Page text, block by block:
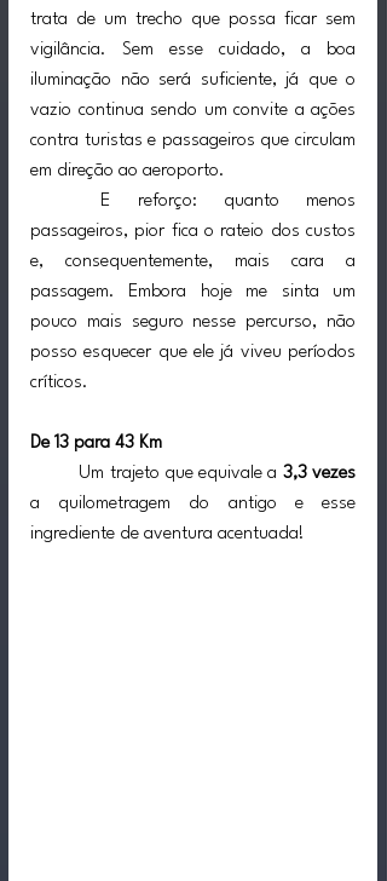
trata de um trecho que possa ficar sem
vigilância. Sem esse cuidado, a boa
iluminação não será suficiente, já que o
vazio continua sendo um convite a ações
contra turistas e passageiros que circulam
em direção ao aeroporto.
passageiros, pior fica o rateio dos custos
e, consequentemente, mais cara a
passagem. Embora hoje me sinta um
pouco mais seguro nesse percurso, não
posso esquecer que ele já viveu períodos
críticos.
De 13 para 43 Km
	Um trajeto que equivale a
a quilometragem do antigo e esse
ingrediente de aventura acentuada!